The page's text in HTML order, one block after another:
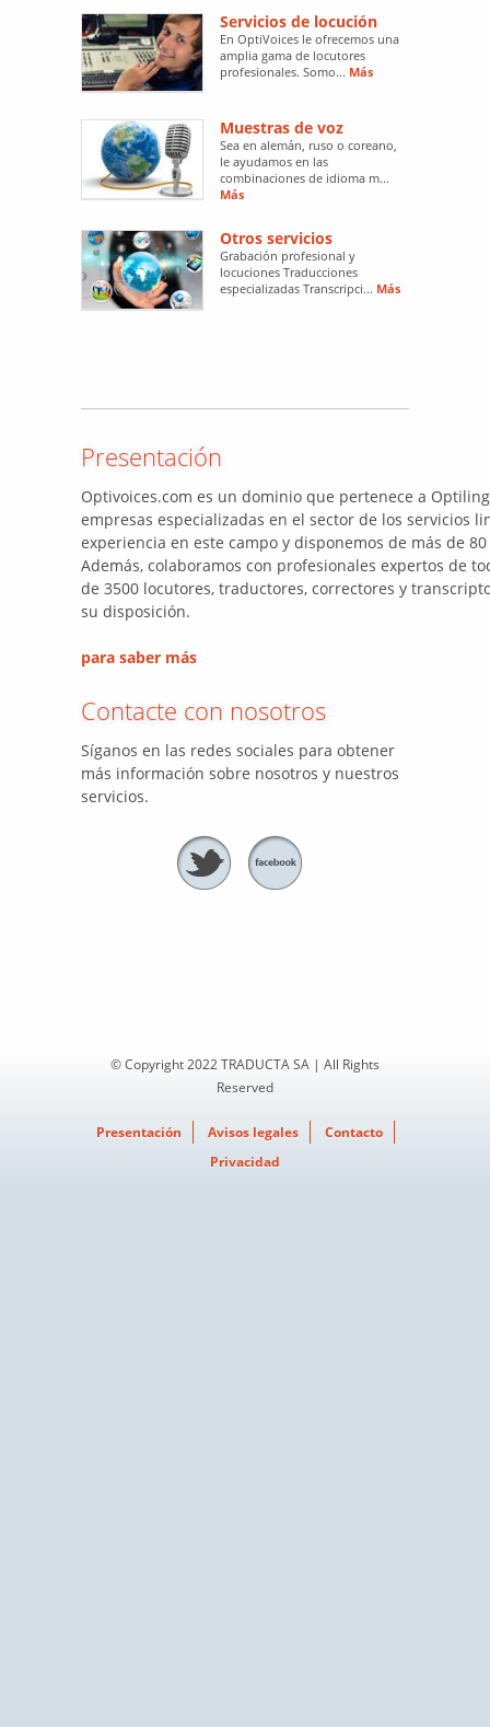
Servicios de locución
En OptiVoices le ofrecemos una
amplia gama de locutores
profesionales. Somo... Más
Muestras de voz
Sea en alemán, ruso o coreano,
le ayudamos en las
combinaciones de idioma m...
Más
Otros servicios
Grabación profesional y
locuciones Traducciones
especializadas Transcripci... Más
Presentación
Optivoices.com es un dominio que pertenece a
empresas especializadas en el sector de los servicios
experiencia en este campo y disponemos de más de
Además, colaboramos con profesionales expertos de
de 3500 locutores, traductores, correctores y
su disposición.
para saber más
Contacte con nosotros
Síganos en las redes sociales para obtener
más información sobre nosotros y nuestros
servicios.
© Copyright 2022 TRADUCTA SA | All Rights
Reserved
Presentación Avisos legales
Contacto
Privacidad